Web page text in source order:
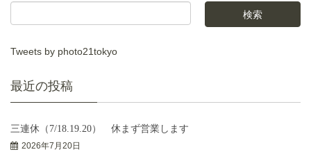
Tweets by photo21tokyo
最近の投稿
三連休（7/18.19.20） 休まず営業します
2026年7月20日